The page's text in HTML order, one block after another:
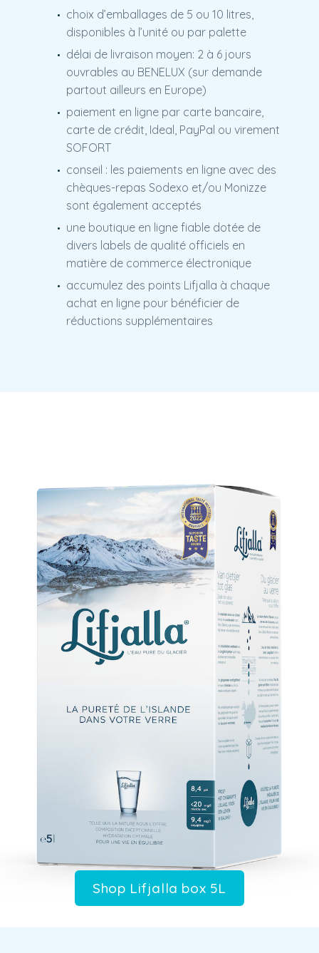
choix d’emballages de 5 ou 10 litres,
disponibles à l’unité ou par palette
délai de livraison moyen: 2 à 6 jours
ouvrables au BENELUX (sur demande
partout ailleurs en Europe)
paiement en ligne par carte bancaire,
carte de crédit, Ideal, PayPal ou virement
SOFORT
conseil : les paiements en ligne avec des
chèques-repas Sodexo et/ou Monizze
sont également acceptés
une boutique en ligne fiable dotée de
divers labels de qualité officiels en
matière de commerce électronique
accumulez des points Lifjalla à chaque
achat en ligne pour bénéficier de
réductions supplémentaires
Shop Lifjalla box 5L